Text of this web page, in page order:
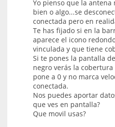
Yo pienso que la
bien o algo...se
conectada pero en
Te has fijado si en la
aparece el icono
vinculada y que tiene
Si te pones la pantalla
negro verás la
pone a 0 y no marca
conectada.
Nos puedes aportar
que ves en pantalla?
Que movil usas?